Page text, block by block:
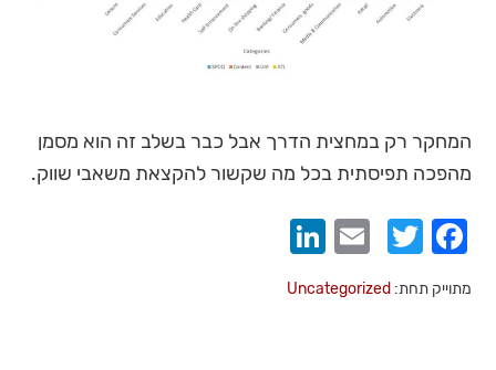
המחקר רק במחצית הדרך אבל כבר בשלב זה הוא מסמן
מהפכה תפיסתית בכל מה שקשור להקצאת משאבי שווק.
Facebook
Twitter
Email
מתוייק תחת: Uncategorized